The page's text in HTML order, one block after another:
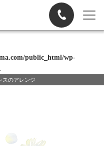
public_html/wp-
スのアレンジ